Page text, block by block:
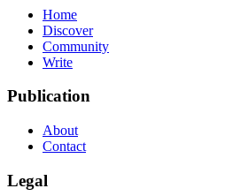
Home
Discover
Community
Write
Publication
About
Contact
Legal